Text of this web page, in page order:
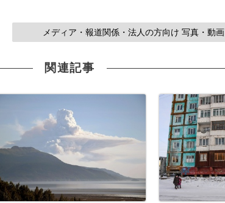
メディア・報道関係・法人の方向け 写真・動
関連記事